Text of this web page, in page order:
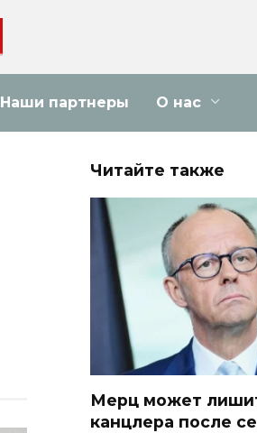
Наши партнеры О нас
Читайте также
Мерц может
канцлера после